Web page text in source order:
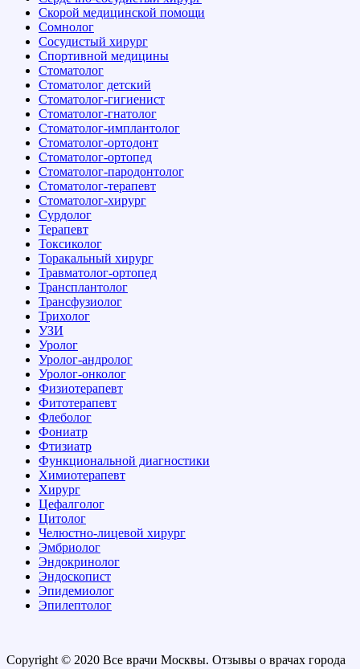
Скорой медицинской помощи
Сомнолог
Сосудистый хирург
Спортивной медицины
Стоматолог
Стоматолог детский
Стоматолог-гигиенист
Стоматолог-гнатолог
Стоматолог-имплантолог
Стоматолог-ортодонт
Стоматолог-ортопед
Стоматолог-пародонтолог
Стоматолог-терапевт
Стоматолог-хирург
Сурдолог
Терапевт
Токсиколог
Торакальный хирург
Травматолог-ортопед
Трансплантолог
Трансфузиолог
Трихолог
УЗИ
Уролог
Уролог-андролог
Уролог-онколог
Физиотерапевт
Фитотерапевт
Флеболог
Фониатр
Фтизиатр
Функциональной диагностики
Химиотерапевт
Хирург
Цефалголог
Цитолог
Челюстно-лицевой хирург
Эмбриолог
Эндокринолог
Эндоскопист
Эпидемиолог
Эпилептолог
Copyright © 2020 Все врачи Москвы. Отзывы о врачах города